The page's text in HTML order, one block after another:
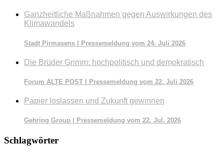
Ganzheitliche Maßnahmen gegen Auswirkungen des
Klimawandels
Stadt Pirmasens | Pressemeldung vom 24. Juli 2026
Die Brüder Grimm: hochpolitisch und demokratisch
Forum ALTE POST | Pressemeldung vom 22. Juli 2026
Papier loslassen und Zukunft gewinnen
Gehring Group | Pressemeldung vom 22. Jul. 2026
Schlagwörter